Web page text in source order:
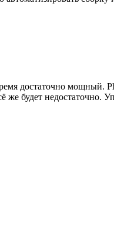
достаточно мощный.
же будет